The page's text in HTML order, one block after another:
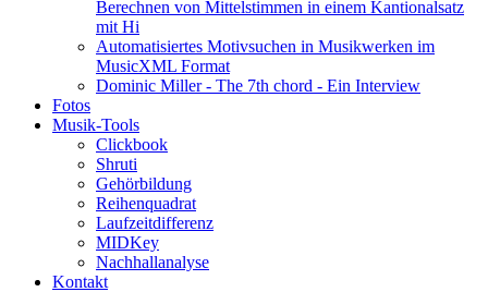
Berechnen von Mittelstimmen in einem Kantionalsatz
mit Hi
Automatisiertes Motivsuchen in Musikwerken im
MusicXML Format
Dominic Miller - The 7th chord - Ein Interview
Fotos
Musik-Tools
Clickbook
Shruti
Gehörbildung
Reihenquadrat
Laufzeitdifferenz
MIDKey
Nachhallanalyse
Kontakt